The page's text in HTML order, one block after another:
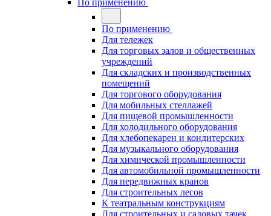
По применению
По применению
Для тележек
Для торговых залов и общественных
учреждений
Для складских и производственных
помещений
Для торгового оборудования
Для мобильных стеллажей
Для пищевой промышленности
Для холодильного оборудования
Для хлебопекарен и кондитерских
Для музыкального оборудования
Для химической промышленности
Для автомобильной промышленности
Для передвижных кранов
Для строительных лесов
К театральным конструкциям
Для строительных и садовых тачек